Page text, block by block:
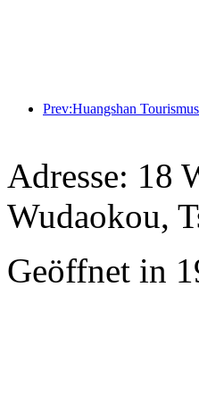
Adresse: 18
Wudaokou,
Geöffnet in